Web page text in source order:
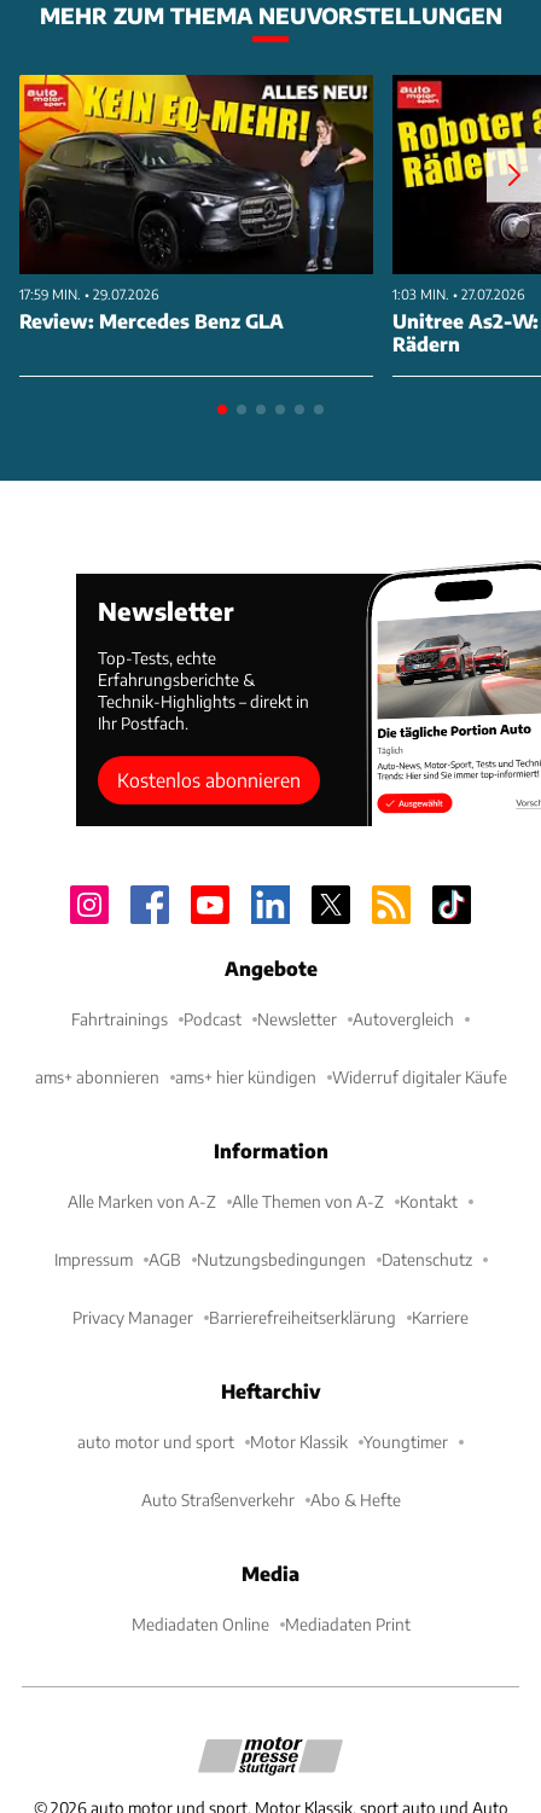
MEHR ZUM THEMA NEUVORSTELLUNGEN
17:59 MIN. • 29.07.2026
Review: Mercedes Benz GLA
1:03 MIN. • 27.07.2026
Unitree As2-
Rädern
Newsletter
Top-Tests, echte
Erfahrungsberichte &
Technik-Highlights – direkt in
Ihr Postfach.
Kostenlos abonnieren
Angebote
Fahrtrainings Podcast Newsletter Autovergleich
ams+ abonnieren ams+ hier kündigen Widerruf digitaler Käufe
Information
Alle Marken von A-Z Alle Themen von A-Z Kontakt
Impressum AGB Nutzungsbedingungen Datenschutz
Privacy Manager Barrierefreiheitserklärung Karriere
Heftarchiv
auto motor und sport Motor Klassik Youngtimer
Auto Straßenverkehr Abo & Hefte
Media
Mediadaten Online Mediadaten Print
©2026 auto motor und sport, Motor Klassik, sport auto und Auto